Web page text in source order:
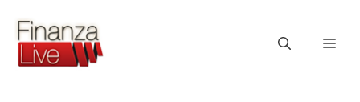
contenuto